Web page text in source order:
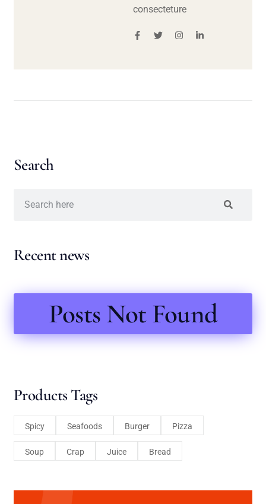
consecteture
Search
Recent news
Posts Not Found
Products Tags
Spicy Seafoods Burger Pizza
Soup Crap Juice Bread